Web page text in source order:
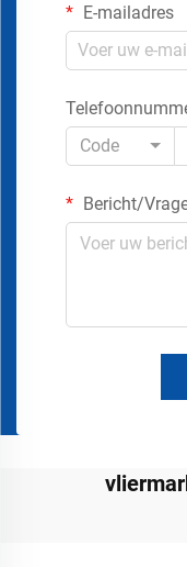
E-mailadres
Code
Bericht/